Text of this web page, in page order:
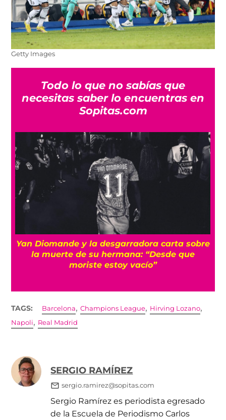
Getty Images
Todo lo que no sabías que
necesitas saber lo encuentras en
Sopitas.com
Yan Diomande y la desgarradora carta sobre
la muerte de su hermana: “Desde que
moriste estoy vacío”
TAGS: Barcelona,Champions League, Hirving Lozano,
Napoli, Real Madrid
SERGIO RAMÍREZ
sergio.ramirez@sopitas.com
Sergio Ramírez es periodista egresado
de la Escuela de Periodismo Carlos